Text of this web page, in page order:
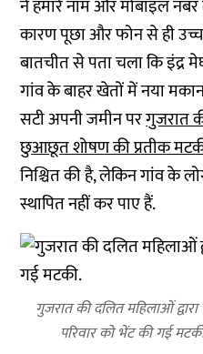
ने हमारे नाम और मोबाइल
कारण पूछा और फोन से ही
बातचीत से पता चला कि इंद्र
गांव के बाहर खेतों में नया
सटी अपनी जमीन परगुजरात
छुआछूत शोषण की प्रतीक
निश्चित की है, लेकिन गांव के
स्थापित नहीं कर पाए हैं.
गुजरात की दलित महिलाओं द्वारा
परिवार को भेंट की गई